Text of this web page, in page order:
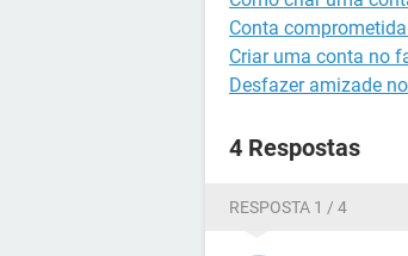
Conta
Criar uma conta no
Desfazer amizade
4 Respostas
RESPOSTA 1 / 4